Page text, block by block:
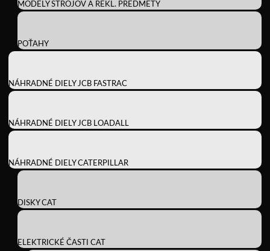
MODELY STROJOV A REKL. PREDMETY
POŤAHY
NÁHRADNÉ DIELY JCB FASTRAC
NÁHRADNÉ DIELY JCB LOADALL
NÁHRADNÉ DIELY CATERPILLAR
DISKY CAT
ELEKTRICKÉ ČASTI CAT